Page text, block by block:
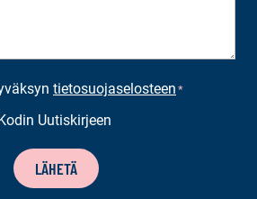
tietosuojaselosteen *
Uutiskirjeen
LÄHETÄ